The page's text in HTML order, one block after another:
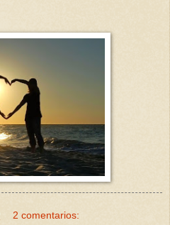
2 comentarios: